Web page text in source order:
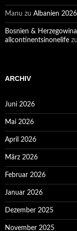
Manu zu Albanien
Bosnien &
allcontinentsinonelife zu
ARCHIV
Juni 2026
Mai 2026
April 2026
März 2026
Februar 2026
Januar 2026
Dezember 2025
November 2025